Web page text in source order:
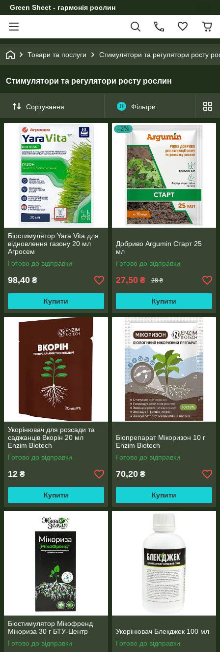
Green Sheet - гармонія рослин
Товари та послуги Стимулятори та регулятори росту
Стимулятори та регулятори росту рослин
Сортування 0 Фільтри
Біостимулятор Yara Vita для
відновлення газону 20 мл
Агросем
Готово до відправки
98,40 ₴
Купити
–2%
Добриво Argumin Старт 25
мл
Готово до відправки
27,50 ₴ 28 ₴
Купити
Укорінювач для розсади та
саджанців Вкорін 20 мл
Enzim Biotech
Готово до відправки
12 ₴
Купити
Біопрепарат Мікоризон 10 г
Enzim Biotech
Готово до відправки
70,20 ₴
Купити
Біостимулятор Мікофренд
Мікориза 30 г БТУ-Центр
Готово до відправки
Укорінювач Блекджек 100 мл
Готово до відправки